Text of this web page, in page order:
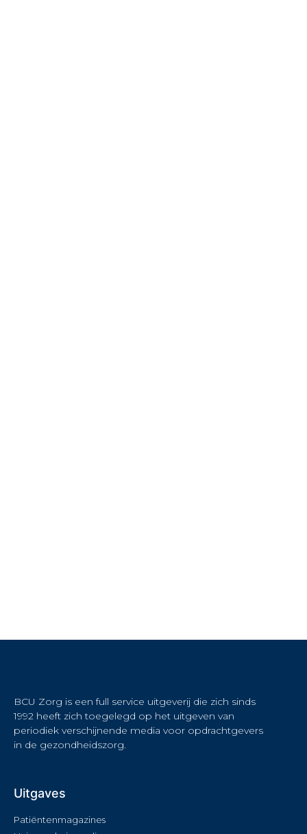
BCU Zorg is een full service uitgeverij die zich sinds
1992 heeft zich toegelegd op het uitgeven van
periodiek verschijnende media voor opdrachtgevers
in de gezondheidszorg.
Uitgaves
Patiëntenmagazines